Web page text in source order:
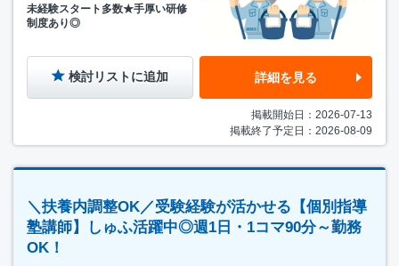
未経験スタート多数★手厚い研修
制度あり◎
検討リストに追加 詳細を見る
掲載開始日：2026-07-13
掲載終了予定日：2026-08-09
＼扶養内調整OK／受験経験が活かせる【個別指導
塾講師】しゅふ活躍中◎週1日・1コマ90分～勤務
OK！